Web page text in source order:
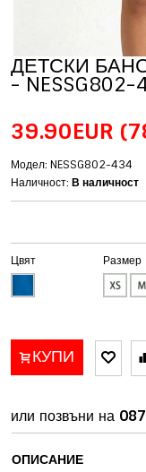
ДЕТСКИ
- NESSG802-
39.90EUR
Модел: NESSG802-434
Наличност:В наличност
Цвят Размер
КУПИ
или позвъни на
ОПИСАНИЕ